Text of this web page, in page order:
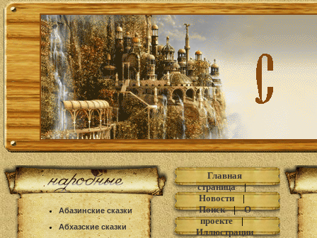
Абазинские сказки
Абхазские сказки
Главная
страница|
Новости|
Поиск|О
проекте|
Иллюстрации